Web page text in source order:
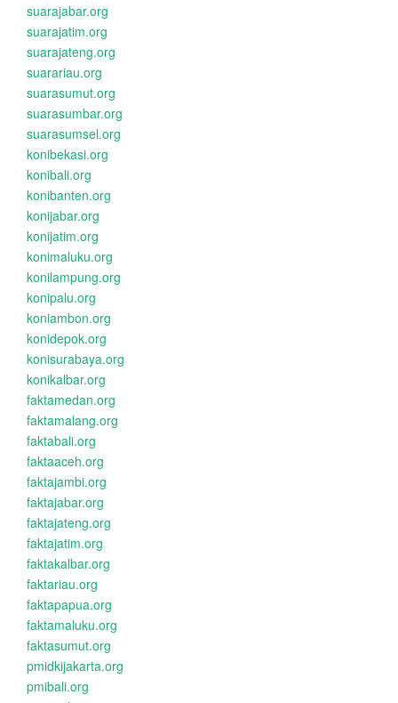
suarajabar.org
suarajatim.org
suarajateng.org
suarariau.org
suarasumut.org
suarasumbar.org
suarasumsel.org
konibekasi.org
konibali.org
konibanten.org
konijabar.org
konijatim.org
konimaluku.org
konilampung.org
konipalu.org
koniambon.org
konidepok.org
konisurabaya.org
konikalbar.org
faktamedan.org
faktamalang.org
faktabali.org
faktaaceh.org
faktajambi.org
faktajabar.org
faktajateng.org
faktajatim.org
faktakalbar.org
faktariau.org
faktapapua.org
faktamaluku.org
faktasumut.org
pmidkijakarta.org
pmibali.org